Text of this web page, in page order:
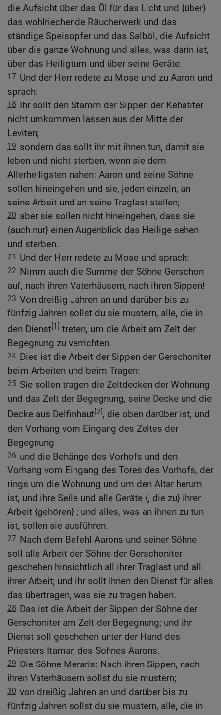
die Aufsicht über das Öl für das Licht und {über}
das wohlriechende Räucherwerk und das
ständige Speisopfer und das Salböl, die Aufsicht
über die ganze Wohnung und alles, was darin ist,
über das Heiligtum und über seine Geräte.
17 Und der Herr redete zu Mose und zu Aaron und
sprach:
18 Ihr sollt den Stamm der Sippen der Kehatiter
nicht umkommen lassen aus der Mitte der
Leviten;
19 sondern das sollt ihr mit ihnen tun, damit sie
leben und nicht sterben, wenn sie dem
Allerheiligsten nahen: Aaron und seine Söhne
sollen hineingehen und sie, jeden einzeln, an
seine Arbeit und an seine Traglast stellen;
20 aber sie sollen nicht hineingehen, dass sie
{auch nur} einen Augenblick das Heilige sehen
und sterben.
21 Und der Herr redete zu Mose und sprach:
22 Nimm auch die Summe der Söhne Gerschon
auf, nach ihren Vaterhäusern, nach ihren Sippen!
23 Von dreißig Jahren an und darüber bis zu
fünfzig Jahren sollst du sie mustern, alle, die in
den Dienst[1] treten, um die Arbeit am Zelt der
Begegnung zu verrichten.
24 Dies ist die Arbeit der Sippen der Gerschoniter
beim Arbeiten und beim Tragen:
25 Sie sollen tragen die Zeltdecken der Wohnung
und das Zelt der Begegnung, seine Decke und die
Decke aus Delfinhaut[2], die oben darüber ist, und
den Vorhang vom Eingang des Zeltes der
Begegnung
26 und die Behänge des Vorhofs und den
Vorhang vom Eingang des Tores des Vorhofs, der
rings um die Wohnung und um den Altar herum
ist, und ihre Seile und alle Geräte {, die zu} ihrer
Arbeit {gehören} ; und alles, was an ihnen zu tun
ist, sollen sie ausführen.
27 Nach dem Befehl Aarons und seiner Söhne
soll alle Arbeit der Söhne der Gerschoniter
geschehen hinsichtlich all ihrer Traglast und all
ihrer Arbeit; und ihr sollt ihnen den Dienst für alles
das übertragen, was sie zu tragen haben.
28 Das ist die Arbeit der Sippen der Söhne der
Gerschoniter am Zelt der Begegnung; und ihr
Dienst soll geschehen unter der Hand des
Priesters Itamar, des Sohnes Aarons.
29 Die Söhne Meraris: Nach ihren Sippen, nach
ihren Vaterhäusern sollst du sie mustern;
30 von dreißig Jahren an und darüber bis zu
fünfzig Jahren sollst du sie mustern, alle, die in